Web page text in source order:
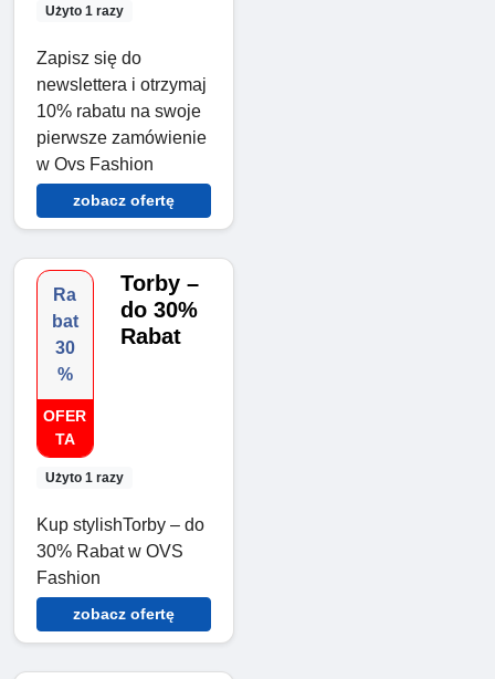
Użyto 1 razy
Zapisz się do
newslettera i otrzymaj
10% rabatu na swoje
pierwsze zamówienie
w Ovs Fashion
zobacz ofertę
Ra
bat
30
%
OFER
TA
Użyto 1 razy
Torby –
do 30%
Rabat
Kup stylishTorby – do
30% Rabat w OVS
Fashion
zobacz ofertę